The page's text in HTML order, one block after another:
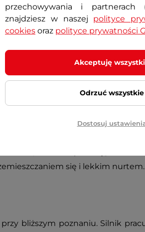
Elektryczny silnik
zbędnego hałasu i
obok trzcin, czy po
się i lekkim nurtem.
bliższym poznaniu. Silnik
przechowywania i
znajdziesz w naszej polityce
cookies oraz polityce prywatności
Akceptuję
Odrzuć wszystkie
Dostosuj